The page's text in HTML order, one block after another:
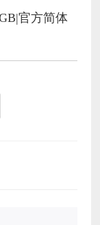
官方简体